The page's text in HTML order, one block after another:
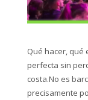
Qué hacer, qué
perfecta sin
costa.No es
precisamente